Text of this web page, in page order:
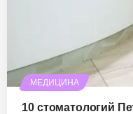
МЕДИЦИНА
10 стоматологий